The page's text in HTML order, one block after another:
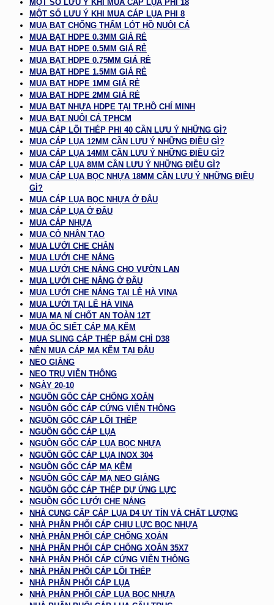
MỘT SỐ LƯU Ý KHI MUA CÁP LỤA PHI 18
MỘT SỐ LƯU Ý KHI MUA CÁP LỤA PHI 8
MUA BẠT CHỐNG THẤM LÓT HỒ NUÔI CÁ
MUA BẠT HDPE 0.3MM GIÁ RẺ
MUA BẠT HDPE 0.5MM GIÁ RẺ
MUA BẠT HDPE 0.75MM GIÁ RẺ
MUA BẠT HDPE 1.5MM GIÁ RẺ
MUA BẠT HDPE 1MM GIÁ RẺ
MUA BẠT HDPE 2MM GIÁ RẺ
MUA BẠT NHỰA HDPE TẠI TP.HỒ CHÍ MINH
MUA BẠT NUÔI CÁ TPHCM
MUA CÁP LÕI THÉP PHI 40 CẦN LƯU Ý NHỮNG GÌ?
MUA CÁP LỤA 12MM CẦN LƯU Ý NHỮNG ĐIỀU GÌ?
MUA CÁP LỤA 14MM CẦN LƯU Ý NHỮNG ĐIỀU GÌ?
MUA CÁP LỤA 8MM CẦN LƯU Ý NHỮNG ĐIỀU GÌ?
MUA CÁP LỤA BỌC NHỰA 18MM CẦN LƯU Ý NHỮNG ĐIỀU
GÌ?
MUA CÁP LỤA BỌC NHỰA Ở ĐÂU
MUA CÁP LỤA Ở ĐÂU
MUA CÁP NHỰA
MUA CỎ NHÂN TẠO
MUA LƯỚI CHE CHẮN
MUA LƯỚI CHE NẮNG
MUA LƯỚI CHE NẮNG CHO VƯỜN LAN
MUA LƯỚI CHE NẮNG Ở ĐÂU
MUA LƯỚI CHE NẮNG TẠI LÊ HÀ VINA
MUA LƯỚI TẠI LÊ HÀ VINA
MUA MA NÍ CHỐT AN TOÀN 12T
MUA ỐC SIẾT CÁP MẠ KẼM
MUA SLING CÁP THÉP BẤM CHÌ D38
NÊN MUA CÁP MẠ KẼM TẠI ĐÂU
NEO GIẰNG
NEO TRỤ VIỄN THÔNG
NGÀY 20-10
NGUỒN GỐC CÁP CHỐNG XOẮN
NGUỒN GỐC CÁP CỨNG VIỄN THÔNG
NGUỒN GỐC CÁP LÕI THÉP
NGUỒN GỐC CÁP LỤA
NGUỒN GỐC CÁP LỤA BỌC NHỰA
NGUỒN GỐC CÁP LỤA INOX 304
NGUỒN GỐC CÁP MẠ KẼM
NGUỒN GỐC CÁP MẠ NEO GIẰNG
NGUỒN GỐC CÁP THÉP DỰ ỨNG LỰC
NGUỒN GỐC LƯỚI CHE NẮNG
NHÀ CUNG CẤP CÁP LỤA D4 UY TÍN VÀ CHẤT LƯỢNG
NHÀ PHÂN PHỐI CÁP CHỊU LỰC BỌC NHỰA
NHÀ PHÂN PHỐI CÁP CHỐNG XOẮN
NHÀ PHÂN PHỐI CÁP CHỐNG XOẮN 35X7
NHÀ PHÂN PHỐI CÁP CỨNG VIỄN THÔNG
NHÀ PHÂN PHỐI CÁP LÕI THÉP
NHÀ PHÂN PHỐI CÁP LỤA
NHÀ PHÂN PHỐI CÁP LỤA BỌC NHỰA